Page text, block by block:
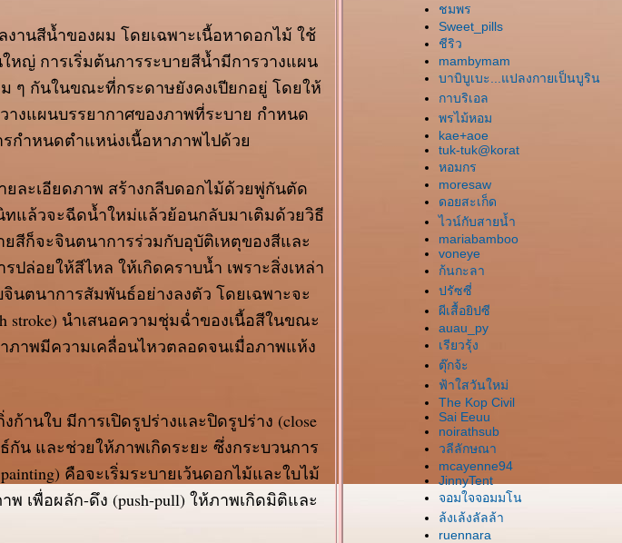
านสีน้ำของผม โดยเฉพาะเนื้อหาดอกไม้ ใช้
หญ่ การเริ่มต้นการระบายสีน้ำมีการวางแผน
ๆ กันในขณะที่กระดาษยังคงเปียกอยู่ โดยให้
งแผนบรรยากาศของภาพที่ระบาย กำหนด
กำหนดตำแหน่งเนื้อหาภาพไปด้ว
ยละเอียดภาพ สร้างกลีบดอกไม้ด้วยพู่กันตัด
ทแล้วจะฉีดน้ำใหม่แล้วย้อนกลับมาเติมด้วยวิธี
ยสีก็จะจินตนาการร่วมกับอุบัติเหตุของสีและ
ล่อยให้สีไหล ให้เกิดคราบน้ำ เพราะสิ่งเหล่า
นตนาการสัมพันธ์อย่างลงตัว โดยเฉพาะจะ
stroke) นำเสนอความชุ่มฉ่ำของเนื้อสีในขณะ
ภาพมีความเคลื่อนไหวตลอดจนเมื่อภาพแห้ง
ก้านใบ มีการเปิดรูปร่างและปิดรูปร่าง (close
กัน และช่วยให้ภาพเกิดระยะ ซึ่งกระบวนการ
คือจะเริ่มระบายเว้นดอกไม้และใบไม้
เพื่อผลัก-ดึง (push-pull) ให้ภาพเกิดมิติและ
ชมพร
Sweet_pills
ชีริว
mambymam
บาบิบูเบะ...แปลงกายเป็นบูริน
กาบริเอล
พรไม้หอม
kae+aoe
tuk-tuk@korat
หอมกร
moresaw
ดอยสะเก็ด
ไวน์กับสายน้ำ
mariabamboo
voneye
ก้นกะลา
ปรัซซี่
ผีเสื้อยิปซี
auau_py
เรียวรุ้ง
ตุ๊กจ้ะ
ฟ้าใสวันใหม่
The Kop Civil
Sai Eeuu
noirathsub
วลีลักษณา
mcayenne94
JinnyTent
จอมใจจอมมโน
ล้งเล้งลัลล้า
ruennara